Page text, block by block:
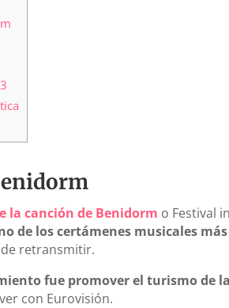
la canción de Benidorm o Festival
de los certámenes musicales
retransmitir.
fue promover el turismo de
con Eurovisión.